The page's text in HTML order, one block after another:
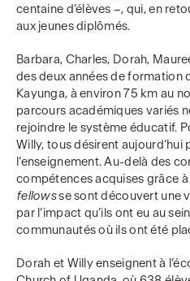
centaine d’élèves –, qui, en
aux jeunes diplômés.
Barbara, Charles, Dorah,
des deux années de formation
Kayunga, à environ 75 km au
parcours académiques variés
rejoindre le système éducatif.
Willy, tous désirent aujourd’hui
l’enseignement. Au-delà des
compétences acquises grâce à
fellowsse sont découvert une
par l’impact qu’ils ont eu au
communautés où ils ont été
Dorah et Willy enseignent à